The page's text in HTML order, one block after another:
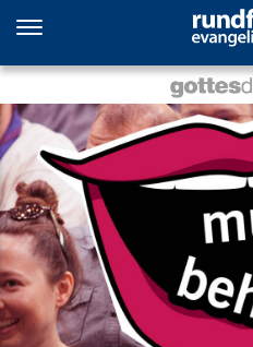
zum
Inhalt
Deutschen
Kirchentag